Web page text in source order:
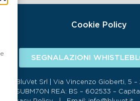
Cookie Policy
SEGNALAZIONI
BluVet Srl | Via Vincenzo Gioberti, 5 –
SDI:SUBM70N REA: BS – 602533 –